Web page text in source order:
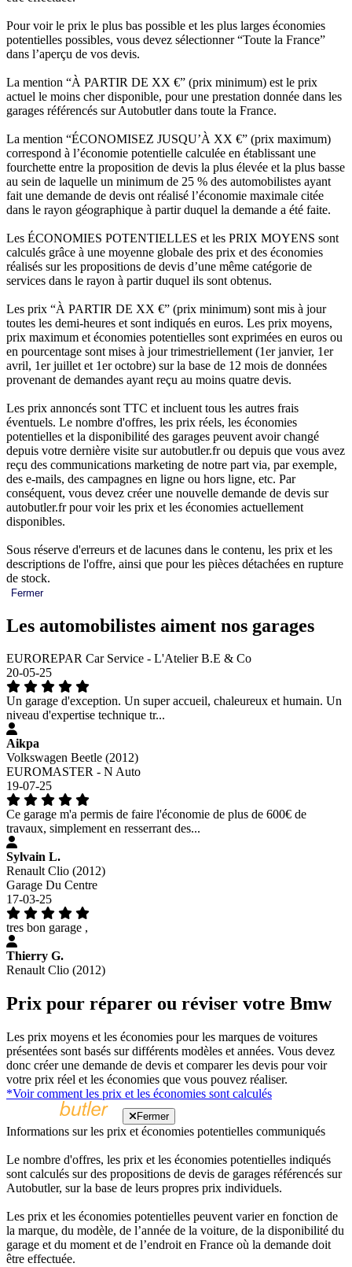
Pour voir le prix le plus bas possible et les plus larges économies
potentielles possibles, vous devez sélectionner “Toute la France”
dans l’aperçu de vos devis.
La mention “À PARTIR DE XX €” (prix minimum) est le prix
actuel le moins cher disponible, pour une prestation donnée dans les
garages référencés sur Autobutler dans toute la France.
La mention “ÉCONOMISEZ JUSQU’À XX €” (prix maximum)
correspond à l’économie potentielle calculée en établissant une
fourchette entre la proposition de devis la plus élevée et la plus basse
au sein de laquelle un minimum de 25 % des automobilistes ayant
fait une demande de devis ont réalisé l’économie maximale citée
dans le rayon géographique à partir duquel la demande a été faite.
Les ÉCONOMIES POTENTIELLES et les PRIX MOYENS sont
calculés grâce à une moyenne globale des prix et des économies
réalisés sur les propositions de devis d’une même catégorie de
services dans le rayon à partir duquel ils sont obtenus.
Les prix “À PARTIR DE XX €” (prix minimum) sont mis à jour
toutes les demi-heures et sont indiqués en euros. Les prix moyens,
prix maximum et économies potentielles sont exprimées en euros ou
en pourcentage sont mises à jour trimestriellement (1er janvier, 1er
avril, 1er juillet et 1er octobre) sur la base de 12 mois de données
provenant de demandes ayant reçu au moins quatre devis.
Les prix annoncés sont TTC et incluent tous les autres frais
éventuels. Le nombre d'offres, les prix réels, les économies
potentielles et la disponibilité des garages peuvent avoir changé
depuis votre dernière visite sur autobutler.fr ou depuis que vous avez
reçu des communications marketing de notre part via, par exemple,
des e-mails, des campagnes en ligne ou hors ligne, etc. Par
conséquent, vous devez créer une nouvelle demande de devis sur
autobutler.fr pour voir les prix et les économies actuellement
disponibles.
Sous réserve d'erreurs et de lacunes dans le contenu, les prix et les
descriptions de l'offre, ainsi que pour les pièces détachées en rupture
de stock.
Fermer
Les automobilistes aiment nos garages
EUROREPAR Car Service - L'Atelier B.E & Co
20-05-25
Un garage d'exception. Un super accueil, chaleureux et humain. Un
niveau d'expertise technique tr...
Aikpa
Volkswagen Beetle (2012)
EUROMASTER - N Auto
19-07-25
Ce garage m'a permis de faire l'économie de plus de 600€ de
travaux, simplement en resserrant des...
Sylvain L.
Renault Clio (2012)
Garage Du Centre
17-03-25
tres bon garage ,
Thierry G.
Renault Clio (2012)
Prix pour réparer ou réviser votre Bmw
Les prix moyens et les économies pour les marques de voitures
présentées sont basés sur différents modèles et années. Vous devez
donc créer une demande de devis et comparer les devis pour voir
votre prix réel et les économies que vous pouvez réaliser.
*Voir comment les prix et les économies sont calculés
Fermer
Informations sur les prix et économies potentielles communiqués
Le nombre d'offres, les prix et les économies potentielles indiqués
sont calculés sur des propositions de devis de garages référencés sur
Autobutler, sur la base de leurs propres prix individuels.
Les prix et les économies potentielles peuvent varier en fonction de
la marque, du modèle, de l’année de la voiture, de la disponibilité du
garage et du moment et de l’endroit en France où la demande doit
être effectuée.